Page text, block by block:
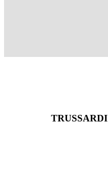
آپارتمان تروساردی در فرجان TRUSSARDI